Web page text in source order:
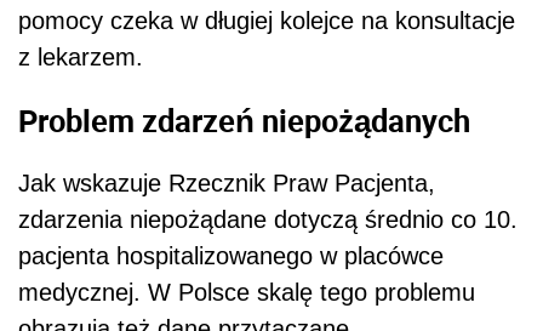
pomocy czeka w długiej kolejce na konsultacje
z lekarzem.
Problem zdarzeń niepożądanych
Jak wskazuje Rzecznik Praw Pacjenta,
zdarzenia niepożądane dotyczą średnio co 10.
pacjenta hospitalizowanego w placówce
medycznej. W Polsce skalę tego problemu